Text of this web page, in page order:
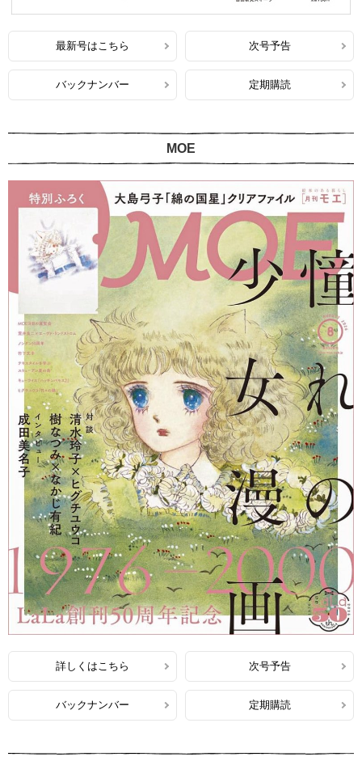
最新号はこちら 次号予告
バックナンバー 定期購読
MOE
詳しくはこちら 次号予告
バックナンバー 定期購読